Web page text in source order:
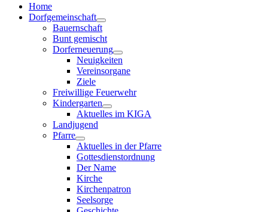
Home
Dorfgemeinschaft
Bauernschaft
Bunt gemischt
Dorferneuerung
Neuigkeiten
Vereinsorgane
Ziele
Freiwillige Feuerwehr
Kindergarten
Aktuelles im KIGA
Landjugend
Pfarre
Aktuelles in der Pfarre
Gottesdienstordnung
Der Name
Kirche
Kirchenpatron
Seelsorge